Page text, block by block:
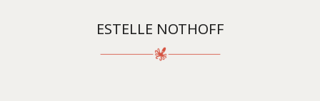
ESTELLE NOTHOFF